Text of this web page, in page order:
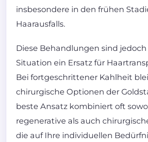
insbesondere in den frühen
Haarausfalls.
Diese Behandlungen sind
Situation ein Ersatz für
Bei fortgeschrittener Kahlheit
chirurgische Optionen der
beste Ansatz kombiniert oft
regenerative als auch
die auf Ihre individuellen